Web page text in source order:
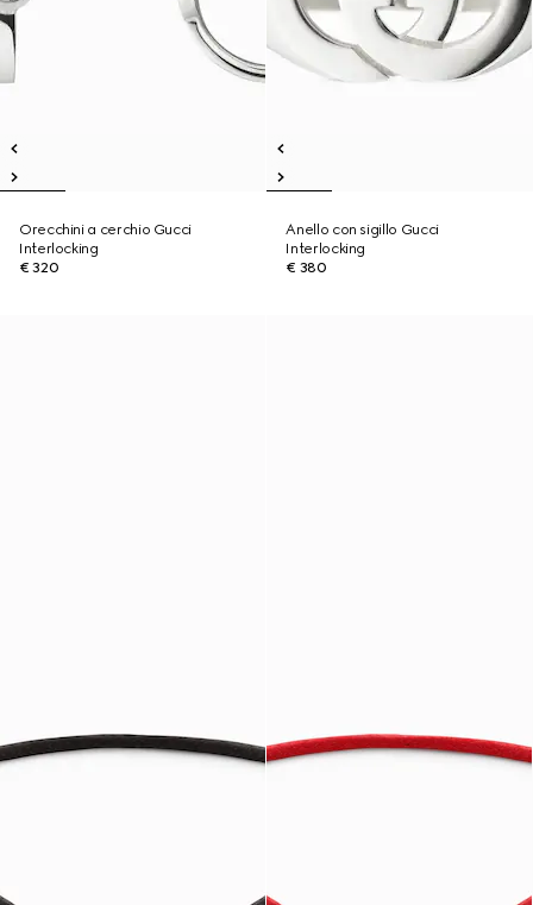
Orecchini a cerchio Gucci
Interlocking
€ 320
Anello con sigillo Gucci
Interlocking
€ 380